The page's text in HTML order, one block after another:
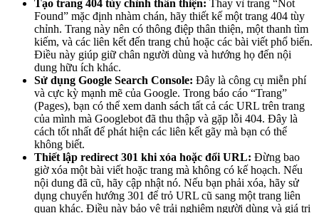
Tạo trang 404 tùy chỉnh thân thiện: Thay vì trang “Not
Found” mặc định nhàm chán, hãy thiết kế một trang 404 tùy
chỉnh. Trang này nên có thông điệp thân thiện, một thanh tìm
kiếm, và các liên kết đến trang chủ hoặc các bài viết phổ biến.
Điều này giúp giữ chân người dùng và hướng họ đến nội
dung hữu ích khác.
Sử dụng Google Search Console: Đây là công cụ miễn phí
và cực kỳ mạnh mẽ của Google. Trong báo cáo “Trang”
(Pages), bạn có thể xem danh sách tất cả các URL trên trang
của mình mà Googlebot đã thu thập và gặp lỗi 404. Đây là
cách tốt nhất để phát hiện các liên kết gãy mà bạn có thể
không biết.
Thiết lập redirect 301 khi xóa hoặc đổi URL: Đừng bao
giờ xóa một bài viết hoặc trang mà không có kế hoạch. Nếu
nội dung đã cũ, hãy cập nhật nó. Nếu bạn phải xóa, hãy sử
dụng chuyển hướng 301 để trỏ URL cũ sang một trang liên
quan khác. Điều này bảo vệ trải nghiệm người dùng và giá trị